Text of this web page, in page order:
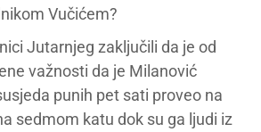
Vučićem?
Jutarnjeg zaključili da je od
važnosti da je Milanović
punih pet sati proveo na
sedmom katu dok su ga ljudi iz